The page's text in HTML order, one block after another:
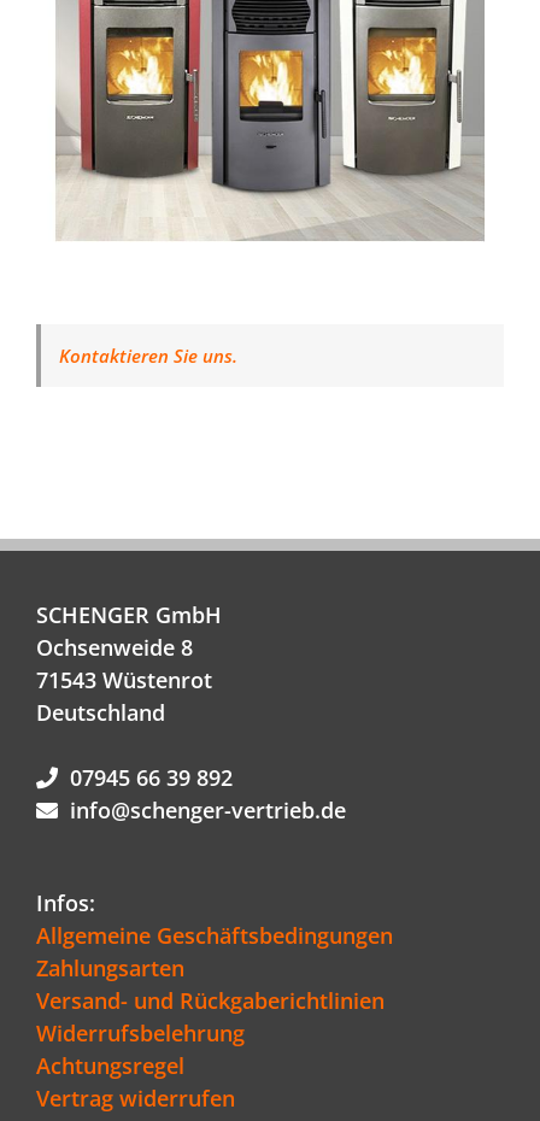
Kontaktieren Sie uns.
SCHENGER GmbH
Ochsenweide 8
71543 Wüstenrot
Deutschland
07945 66 39 892
info@schenger-vertrieb.de
Infos:
Allgemeine Geschäftsbedingungen
Zahlungsarten
Versand- und Rückgaberichtlinien
Widerrufsbelehrung
Achtungsregel
Vertrag widerrufen